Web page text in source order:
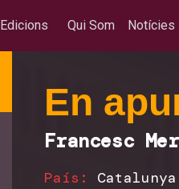
Edicions Qui Som Notícies
En
Francesc
País: Catalunya